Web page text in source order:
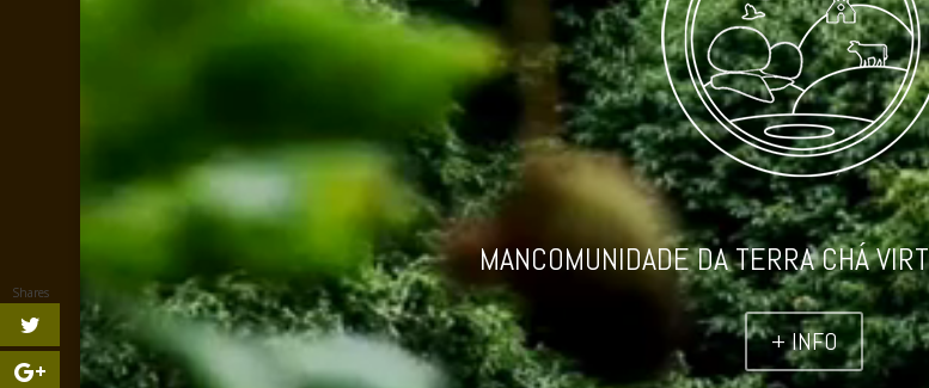
MANCOMUNIDADE DA TERRA CHÁ
+ INFO
Shares